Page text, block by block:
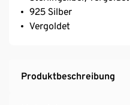
925 Silber
Vergoldet
Produktbeschreibung